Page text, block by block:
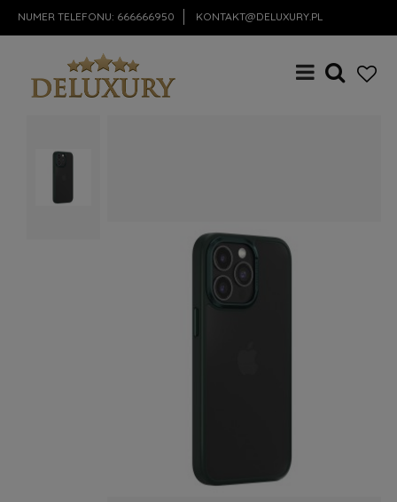
NUMER TELEFONU: 666666950 KONTAKT@DELUXURY.PL